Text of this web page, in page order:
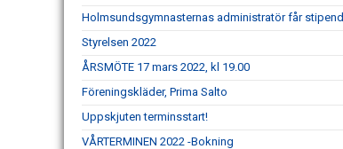
Holmsundsgymnasternas administratör får
Styrelsen 2022
ÅRSMÖTE 17 mars 2022, kl 19.00
Föreningskläder, Prima Salto
Uppskjuten terminsstart!
VÅRTERMINEN 2022 -Bokning